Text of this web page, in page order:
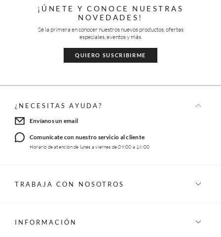
¡ÚNETE Y CONOCE NUESTRAS
NOVEDADES!
Sé la primera en conocer nuestros nuevos productos, ofertas
especiales, eventos y más.
QUIERO SUSCRIBIRME
¿NECESITAS AYUDA?
Envíanos un email
Comunícate con nuestro servicio al cliente
Horario de atención de lunes a viernes de 09:00 a 16:00
TRABAJA CON NOSOTROS
INFORMACIÓN